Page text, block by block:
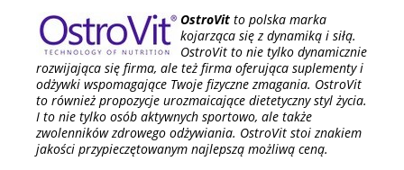
OstroVit to polska marka
kojarząca się z dynamiką i siłą.
OstroVit to nie tylko dynamicznie
rozwijająca się firma, ale też firma oferująca suplementy i
odżywki wspomagające Twoje fizyczne zmagania. OstroVit
to również propozycje urozmaicające dietetyczny styl życia.
I to nie tylko osób aktywnych sportowo, ale także
zwolenników zdrowego odżywiania. OstroVit stoi znakiem
jakości przypieczętowanym najlepszą możliwą ceną.